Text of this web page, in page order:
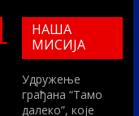
НАША
МИСИЈА
Удружење
грађана “Тамо
далеко”, које